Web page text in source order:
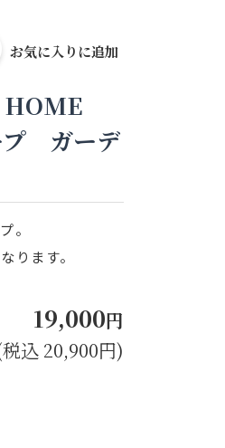
お気に入りに追加
HOME
プ ガーデ
。
ります。
19,000円
込 20,900円)